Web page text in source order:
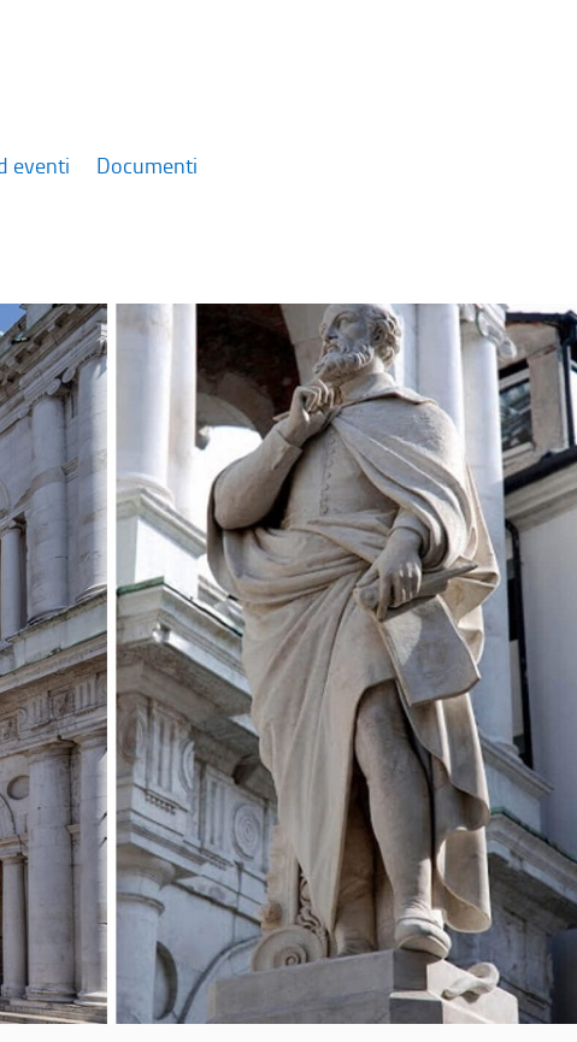
eventi Documenti